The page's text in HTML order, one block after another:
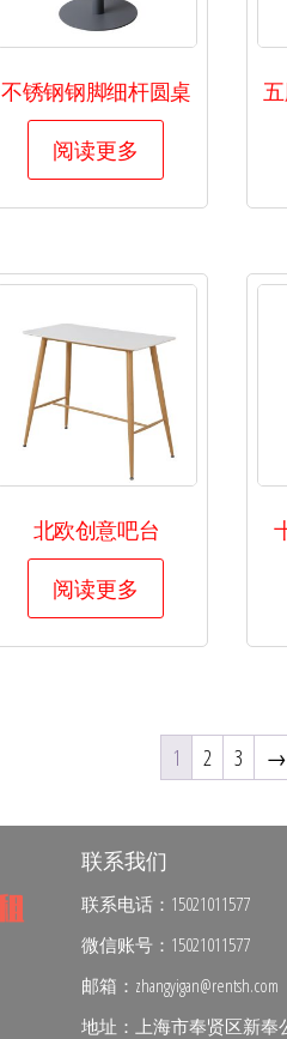
不锈钢钢脚细杆圆桌
阅读更多
北欧创意吧台
阅读更多
1 2 3 →
联系我们
联系电话：15021011577
微信账号：15021011577
邮箱：zhangyigan@rentsh.com
地址：上海市奉贤区新奉